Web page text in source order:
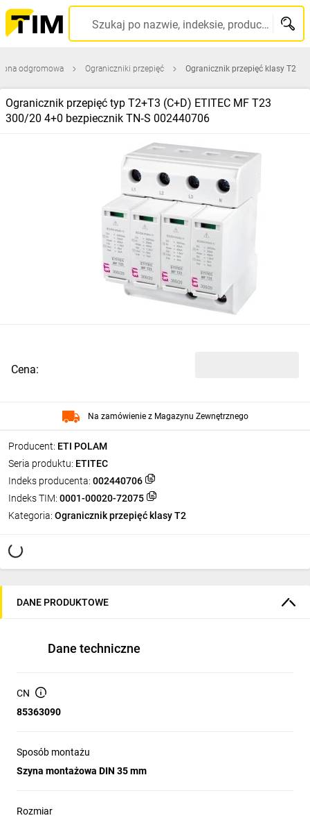
Szukaj po nazwie, indeksie, producencie, kodzie kreskowym...
odgromowa Ograniczniki przepięć Ogranicznik przepięć klasy T2
Ogranicznik przepięć typ T2+T3 (C+D) ETITEC MF T23
300/20 4+0 bezpiecznik TN‑S 002440706
Producent: ETI POLAM
Seria produktu: ETITEC
Indeks producenta: 002440706
Indeks TIM: 0001-00020-72075
Kategoria: Ogranicznik przepięć klasy T2
Cena:
Na zamówienie z Magazynu Zewnętrznego
DANE PRODUKTOWE
Dane techniczne
CN
85363090
Sposób montażu
Szyna montażowa DIN 35 mm
Rozmiar